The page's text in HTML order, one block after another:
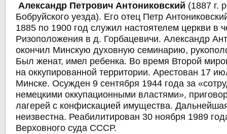
Александр Петрович Антониковский (1887 г.
Бобруйского уезда). Его отец Петр
1885 по 1900 год служил настоятелем церкви в
Ризоположения в д. Горбацевичи. Александр
окончил Минскую духовную семинарию,
Был женат, имел ребенка. Во время Второй
на оккупированной территории. Арестован 17
Минске. Осужден 9 сентября 1944 года за
немецкими оккупационными властями»,
лагерей с конфискацией имущества.
неизвестна. Реабилитирован 30 ноября 1989
Верховного суда СССР.